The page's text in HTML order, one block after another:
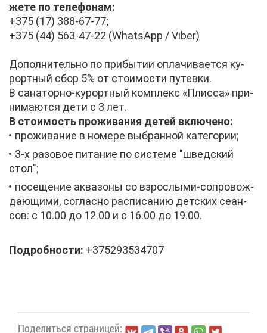
же­те по те­ле­фо­нам:
+375 (17) 388-67-77;
+375 (44) 563-47-22 (WhatsApp / Viber)
До­пол­ни­тель­но по при­бы­тии опла­чи­ва­ет­ся ку­
рорт­ный сбор 5% от сто­и­мо­сти пу­тев­ки.
В са­на­тор­но-ку­рорт­ный ком­плекс «Плис­са» при­
ни­ма­ют­ся де­ти с 3 лет.
В сто­и­мость про­жи­ва­ния де­тей вклю­че­но:
про­жи­ва­ние в но­ме­ре вы­бран­ной ка­те­го­рии;
3-х ра­зо­вое пи­та­ние по си­сте­ме "швед­ский
стол";
по­се­ще­ние ак­ва­зо­ны со взрос­лы­ми-со­про­вож­
да­ю­щи­ми, со­глас­но рас­пи­са­нию дет­ских се­ан­
сов: с 10.00 до 12.00 и с 16.00 до 19.00.
По­дроб­но­сти: +375293534707
По­де­лить­ся стра­ни­цей: